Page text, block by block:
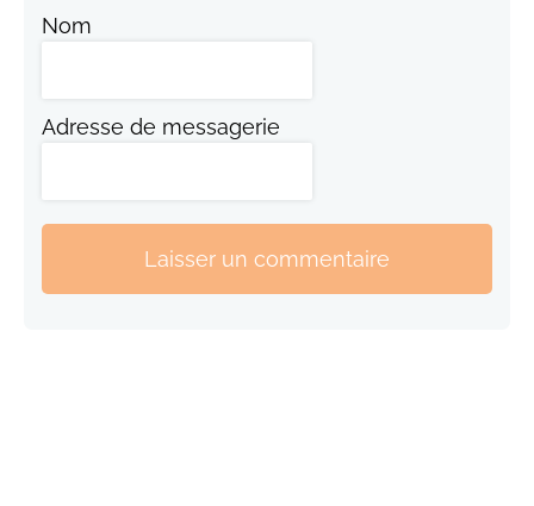
Nom
Adresse de messagerie
Laisser un commentaire